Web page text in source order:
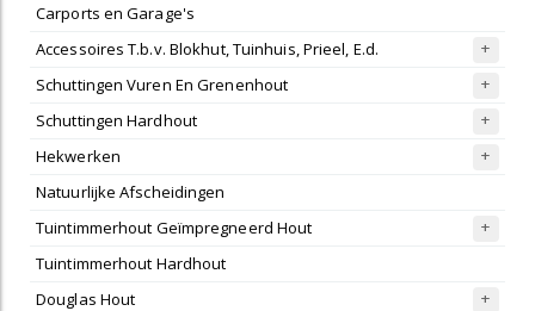
Carports en Garage's
Accessoires T.b.v. Blokhut, Tuinhuis, Prieel, E.d.
Schuttingen Vuren En Grenenhout
Schuttingen Hardhout
Hekwerken
Natuurlijke Afscheidingen
Tuintimmerhout Geïmpregneerd Hout
Tuintimmerhout Hardhout
Douglas Hout